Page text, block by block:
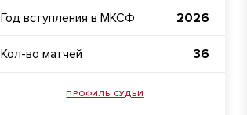
Год вступления в МКСФ 2026
Кол-во матчей 36
ПРОФИЛЬ СУДЬИ